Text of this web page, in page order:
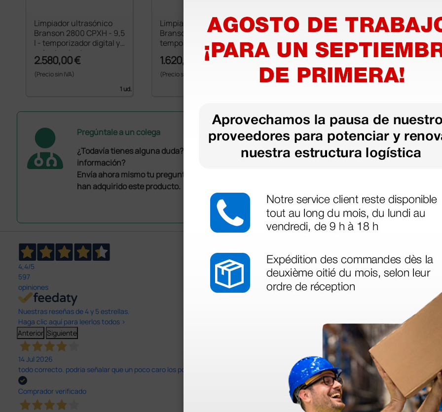
Limpiador ultrasónico
Branson 2800 CPXH - 9,5
l - temporizador digital y
calentamiento
2.580,00 €
(Precio sin IVA)
1 ud.
Limpiador ultrasónico
Branson 2800 M - 9,5 l -
temporizador mecánico
1.620,00 €
(Precio sin IVA)
Limpiador ultrasónico
Branson 2800 MH - 9,5 l -
temporizador mecánico
y calentamiento
2.360,00 €
(Precio sin IVA)
Pregúntale a un colega
¿Todavía tienes alguna duda? ¿Necesitas más
información?
Envía ahora mismo tu pregunta a los colegas que ya
han adquirido este producto.
4,4/5
597
opiniones
Nuestras reseñas de 4 y 5 estrellas.
Haga clic aquí para leerlos todos >
Anterior Siguiente
14 Jul 2026
todo correcto. podria señalar que un poco caro los portes y el plazo de entrega se alarga.
Comprador verificado